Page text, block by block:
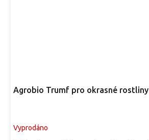
Agrobio Trumf pro okrasné rostliny
Vyprodáno